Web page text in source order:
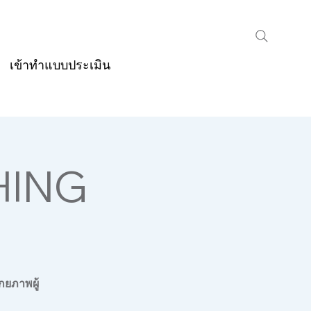
เข้าทำแบบประเมิน
ยภาพผู้